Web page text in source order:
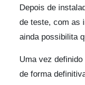
Depois de
de teste, com as
ainda possibilita
Uma vez
de forma